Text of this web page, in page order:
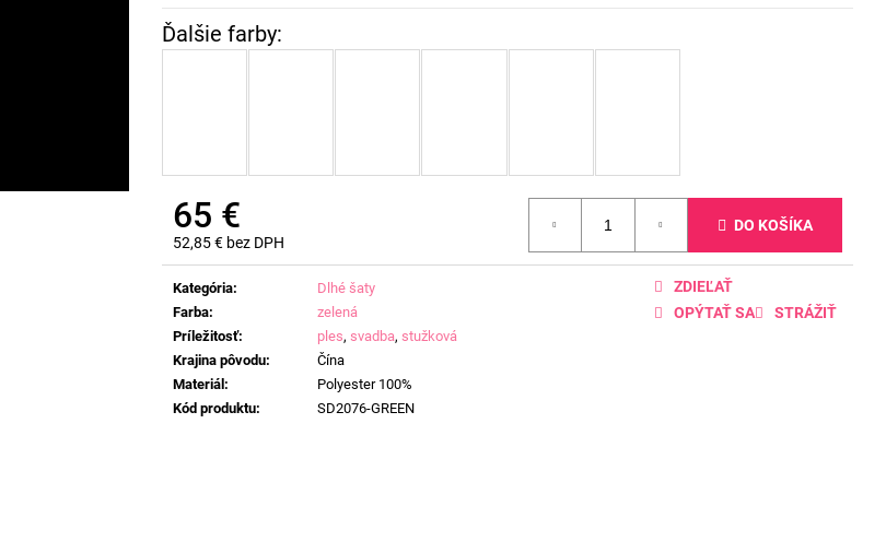
65 €
52,85 € bez DPH
Jednotková
cena:
DO KOŠÍKA
Kategória:
Dlhé šaty
Farba:
zelená
Príležitosť: ples, svadba, stužková
Krajina pôvodu:
Čína
Materiál:
Polyester 100%
Kód produktu: SD2076-GREEN
OPÝTAŤ SA STRÁŽIŤ
ZDIEĽAŤ